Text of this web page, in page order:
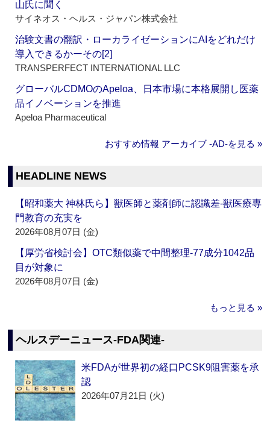
山氏に聞く
サイネオス・ヘルス・ジャパン株式会社
治験文書の翻訳・ローカライゼーションにAIをどれだけ
導入できるかーその[2]
TRANSPERFECT INTERNATIONAL LLC
グローバルCDMOのApeloa、日本市場に本格展開し医薬
品イノベーションを推進
Apeloa Pharmaceutical
おすすめ情報 アーカイブ ‐AD‐を見る »
HEADLINE NEWS
【昭和薬大 神林氏ら】獣医師と薬剤師に認識差‐獣医療専
門教育の充実を
2026年08月07日 (金)
【厚労省検討会】OTC類似薬で中間整理‐77成分1042品
目が対象に
2026年08月07日 (金)
もっと見る »
ヘルスデーニュース‐FDA関連‐
米FDAが世界初の経口PCSK9阻害薬を承
認
2026年07月21日 (火)